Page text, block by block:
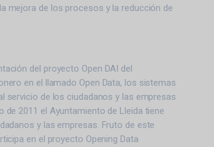
mejora de los procesos y la reducción de
del proyecto Open DAI del
en el llamado Open Data, los sistemas
servicio de los ciudadanos y las empresas
2011 el Ayuntamiento de Lleida tiene
y las empresas. Fruto de este
en el proyecto Opening Data